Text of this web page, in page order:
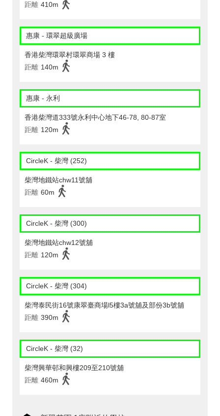
距離 410m
惠康 - 環翠超級廣場
香港柴灣環翠村環翠商場 3 樓
距離 140m
惠康 - 永利
香港柴灣道333號永利中心地下46-78, 80-87室
距離 120m
CircleK - 柴灣 (252)
柴灣地鐵站chw11號舖
距離 60m
CircleK - 柴灣 (300)
柴灣地鐵站chw12號舖
距離 120m
CircleK - 柴灣 (304)
柴灣泰民街16號康翠臺商場l5樓3a號舖及部份3b號舖
距離 390m
CircleK - 柴灣 (32)
柴灣興華邨和興樓209至210號舖
距離 460m